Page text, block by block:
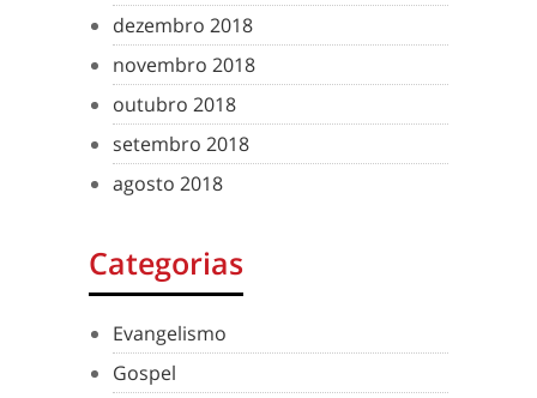
dezembro 2018
novembro 2018
outubro 2018
setembro 2018
agosto 2018
Categorias
Evangelismo
Gospel